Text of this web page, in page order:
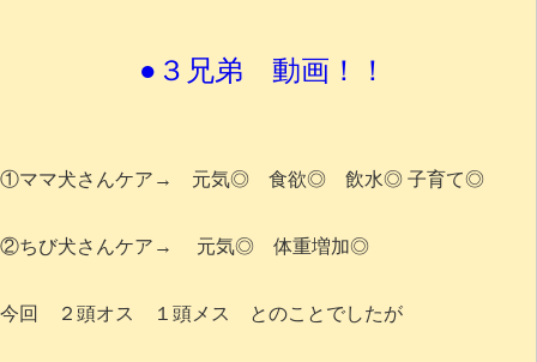
●３兄弟 動画！！
①ママ犬さんケア→ 元気◎ 食欲◎ 飲水◎ 子育て◎
②ちび犬さんケア→ 元気◎ 体重増加◎
今回 ２頭オス １頭メス とのことでしたが